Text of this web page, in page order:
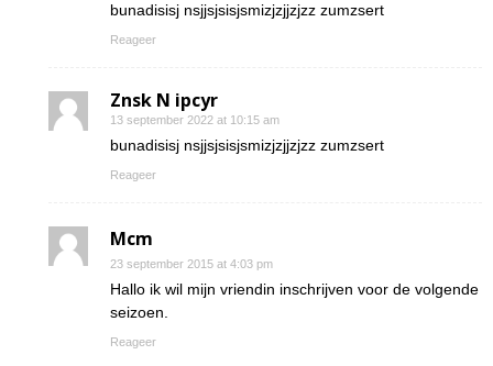
bunadisisj nsjjsjsisjsmizjzjjzjzz zumzsert
Reageer
Znsk N ipcyr
13 september 2022 at 10:15 am
bunadisisj nsjjsjsisjsmizjzjjzjzz zumzsert
Reageer
Mcm
23 september 2015 at 4:03 pm
Hallo ik wil mijn vriendin inschrijven voor de volgende
seizoen.
Reageer